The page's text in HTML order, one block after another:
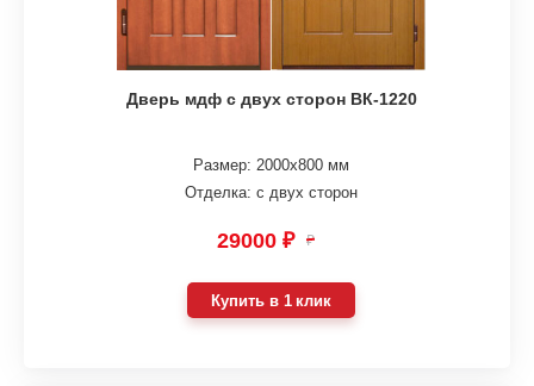
Дверь мдф с двух сторон ВК-1220
Размер: 2000х800 мм
Отделка: с двух сторон
29000 ₽ ₽
Купить в 1 клик